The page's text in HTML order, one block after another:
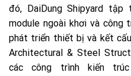
đó, DaiDung Shipyard
module ngoài khơi và công
phát triển thiết bị và kết
Architectural & Steel
các công trình kiến trúc